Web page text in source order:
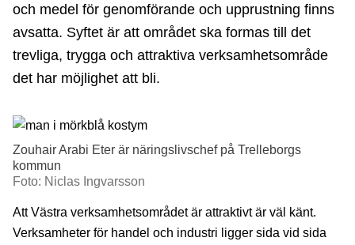
och medel för genomförande och upprustning finns
avsatta. Syftet är att området ska formas till det
trevliga, trygga och attraktiva verksamhetsområde
det har möjlighet att bli.
Zouhair Arabi Eter är näringslivschef på Trelleborgs
kommun
Foto: Niclas Ingvarsson
Att Västra verksamhetsområdet är attraktivt är väl känt.
Verksamheter för handel och industri ligger sida vid sida